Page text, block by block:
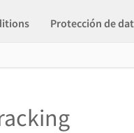
Protección de